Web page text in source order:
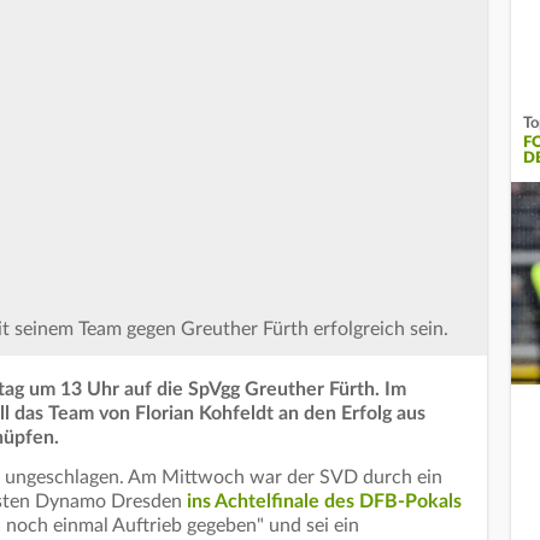
Team gegen Greuther Fürth erfolgreich sein.
um 13 Uhr auf die SpVgg Greuther Fürth. Im
das Team von Florian Kohfeldt an den Erfolg aus
Am Mittwoch war der SVD durch ein
Dynamo Dresden ins Achtelfinale des DFB-Pokals
einmal Auftrieb gegeben" und sei ein